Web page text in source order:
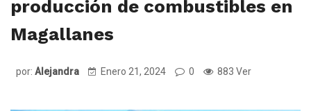
producción de combustibles en
Magallanes
por: Alejandra Enero 21, 2024 0 883 Ver